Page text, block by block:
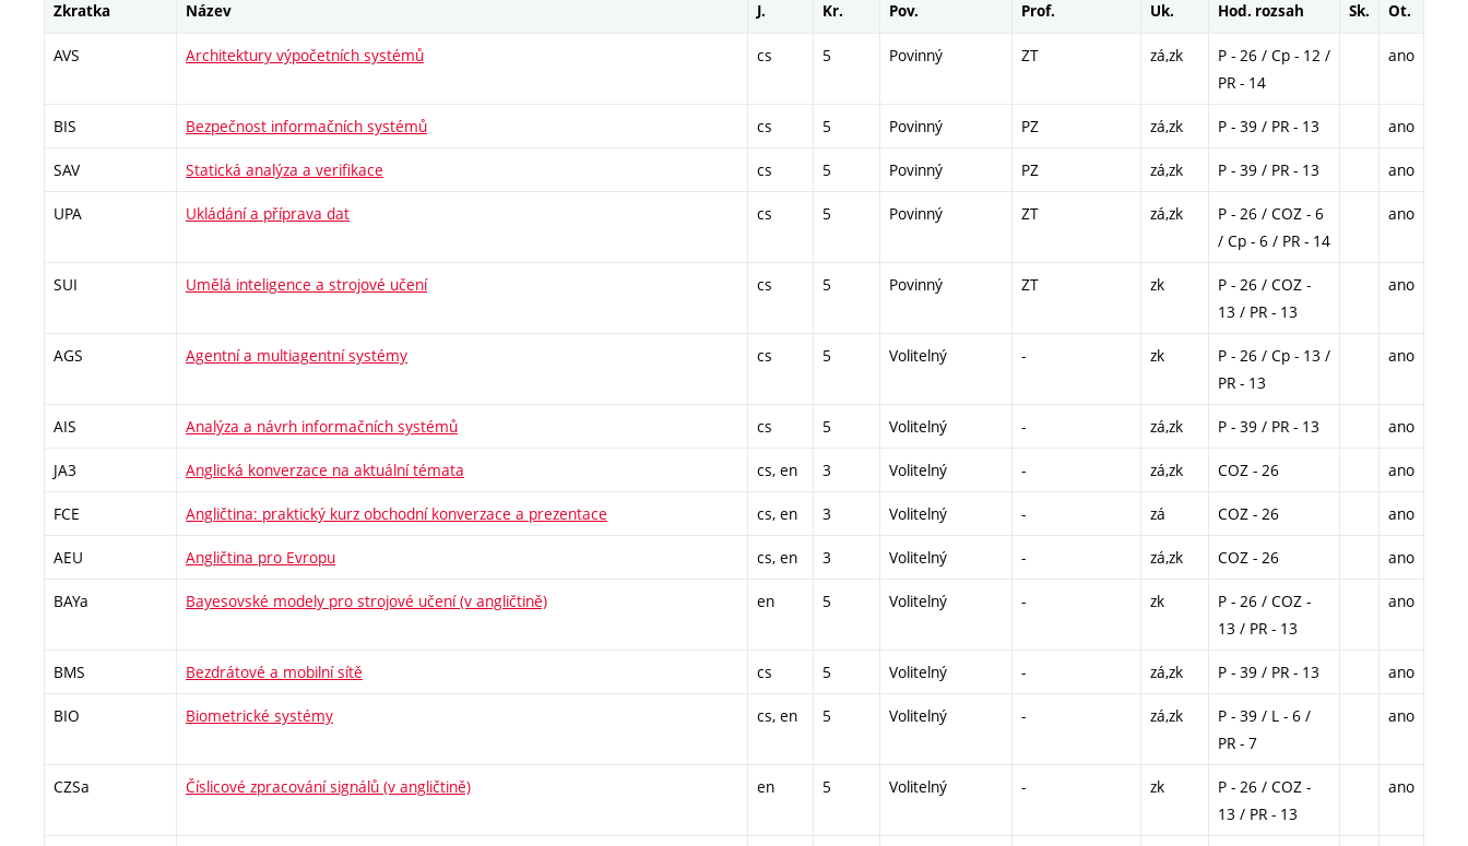
Zkratka Název J. Kr. Pov. Prof. Uk. Hod. rozsah Sk. Ot.
AVS Architektury výpočetních systémů cs 5 Povinný ZT zá,zk
P - 26 / Cp - 12 /
PR - 14
ano
BIS Bezpečnost informačních systémů cs 5 Povinný PZ zá,zk P - 39 / PR - 13 ano
SAV Statická analýza a verifikace cs 5 Povinný PZ zá,zk P - 39 / PR - 13 ano
UPA Ukládání a příprava dat cs 5 Povinný ZT zá,zk
P - 26 / COZ - 6
/ Cp - 6 / PR - 14
ano
SUI Umělá inteligence a strojové učení cs 5 Povinný ZT zk
P - 26 / COZ -
13 / PR - 13
ano
AGS Agentní a multiagentní systémy cs 5 Volitelný - zk
P - 26 / Cp - 13 /
PR - 13
ano
AIS Analýza a návrh informačních systémů cs 5 Volitelný - zá,zk P - 39 / PR - 13 ano
JA3 Anglická konverzace na aktuální témata cs, en 3 Volitelný - zá,zk COZ - 26 ano
FCE Angličtina: praktický kurz obchodní konverzace a prezentace cs, en 3 Volitelný - zá COZ - 26 ano
AEU Angličtina pro Evropu cs, en 3 Volitelný - zá,zk COZ - 26 ano
BAYa Bayesovské modely pro strojové učení (v angličtině) en 5 Volitelný - zk
P - 26 / COZ -
13 / PR - 13
ano
BMS Bezdrátové a mobilní sítě cs 5 Volitelný - zá,zk P - 39 / PR - 13 ano
BIO Biometrické systémy cs, en 5 Volitelný - zá,zk
P - 39 / L - 6 /
PR - 7
ano
CZSa Číslicové zpracování signálů (v angličtině) en 5 Volitelný - zk
P - 26 / COZ -
13 / PR - 13
ano